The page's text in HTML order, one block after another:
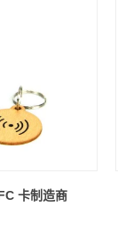
卡制造商